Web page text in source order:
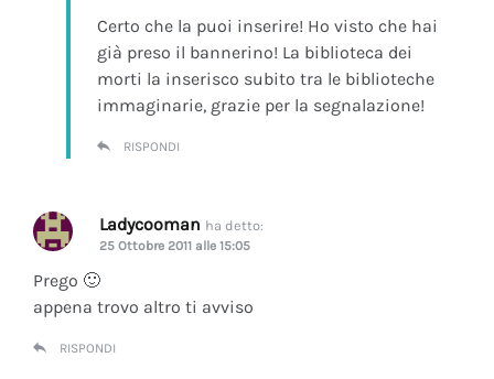
Certo che la puoi inserire! Ho visto che hai
già preso il bannerino! La biblioteca dei
morti la inserisco subito tra le biblioteche
immaginarie, grazie per la segnalazione!
RISPONDI
Ladycooman ha detto:
25 Ottobre 2011 alle 15:05
Prego 🙂
appena trovo altro ti avviso
RISPONDI